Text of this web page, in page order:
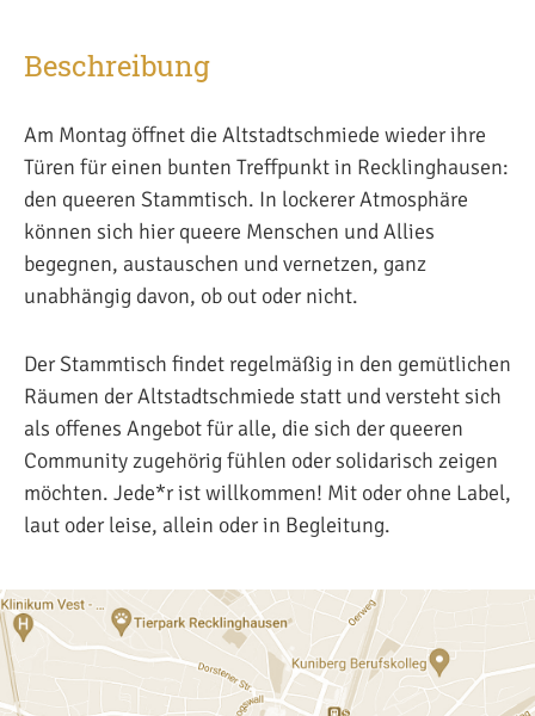
Beschreibung
Am Montag öffnet die Altstadtschmiede wieder ihre
Türen für einen bunten Treffpunkt in Recklinghausen:
den queeren Stammtisch. In lockerer Atmosphäre
können sich hier queere Menschen und Allies
begegnen, austauschen und vernetzen, ganz
unabhängig davon, ob out oder nicht.
Der Stammtisch findet regelmäßig in den gemütlichen
Räumen der Altstadtschmiede statt und versteht sich
als offenes Angebot für alle, die sich der queeren
Community zugehörig fühlen oder solidarisch zeigen
möchten. Jede*r ist willkommen! Mit oder ohne Label,
laut oder leise, allein oder in Begleitung.